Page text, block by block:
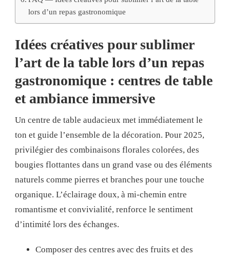
lors d’un repas gastronomique
Idées créatives pour sublimer
l’art de la table lors d’un repas
gastronomique : centres de table
et ambiance immersive
Un centre de table audacieux met immédiatement le
ton et guide l’ensemble de la décoration. Pour 2025,
privilégier des combinaisons florales colorées, des
bougies flottantes dans un grand vase ou des éléments
naturels comme pierres et branches pour une touche
organique. L’éclairage doux, à mi-chemin entre
romantisme et convivialité, renforce le sentiment
d’intimité lors des échanges.
Composer des centres avec des fruits et des